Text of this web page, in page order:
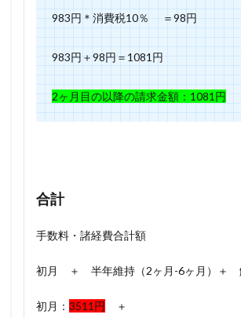
983円＊消費税10％ ＝98円
983円＋98円＝1081円
2ヶ月目の以降の請求金額： 1081円
合計
手数料・諸経費合計額
初月 ＋ 半年維持（2ヶ月-6ヶ月）＋
初月： 3511円 ＋